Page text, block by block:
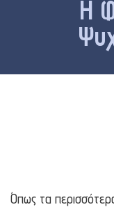
Η
Όπως τα